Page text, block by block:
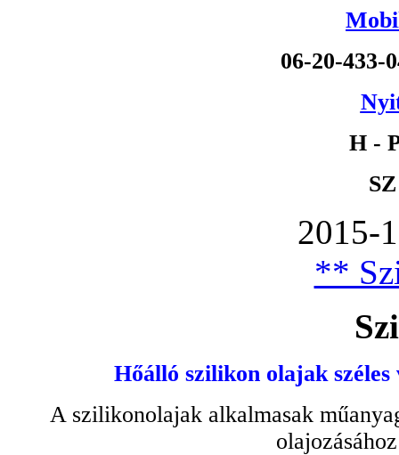
06-20-
H -
2015-
**
Hőálló szilikon olajak
A szilikonolajak alkalmasak